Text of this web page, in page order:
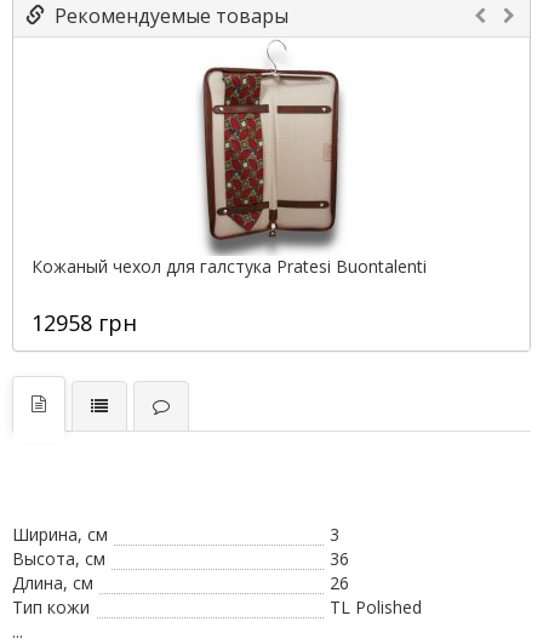
Рекомендуемые товары
Кожаный чехол для галстука Pratesi Buontalenti
12958 грн
Ширина, см
3
Высота, см
36
Длина, см
26
Тип кожи
TL Polished
...